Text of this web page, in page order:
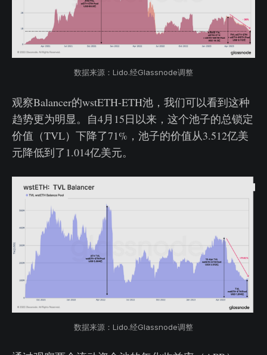
数据来源：Lido.经Glassnode调整
观察Balancer的wstETH-ETH池，我们可以看到这种
趋势更为明显。自4月15日以来，这个池子的总锁定
价值（TVL）下降了71%，池子的价值从3.512亿美
元降低到了1.014亿美元。
数据来源：Lido.经Glassnode调整